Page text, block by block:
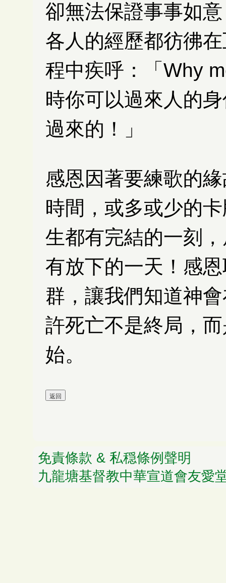
卻無法保證事事如
各人的經歷都彷彿
程中疾呼：「Why
時你可以過來人的
過來的！」
感恩因著要練歌的
時間，或多或少的
生都有完結的一刻
有放下的一天！感
群，讓我們知道神
許死亡不是終局，
始。
免責條款 & 私穏條例聲明
九龍塘基督教中華宣道會友愛